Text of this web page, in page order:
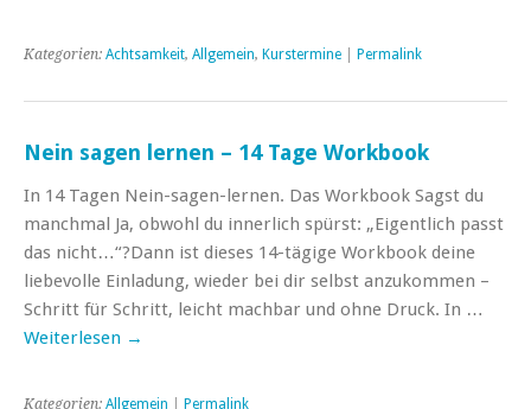
Kategorien: Achtsamkeit, Allgemein, Kurstermine Permalink
Nein sagen lernen – 14 Tage Workbook
In 14 Tagen Nein-sagen-lernen. Das Workbook Sagst du
manchmal Ja, obwohl du innerlich spürst: „Eigentlich passt
das nicht…“?Dann ist dieses 14-tägige Workbook deine
liebevolle Einladung, wieder bei dir selbst anzukommen –
Schritt für Schritt, leicht machbar und ohne Druck. In …
Weiterlesen →
Kategorien: Allgemein Permalink